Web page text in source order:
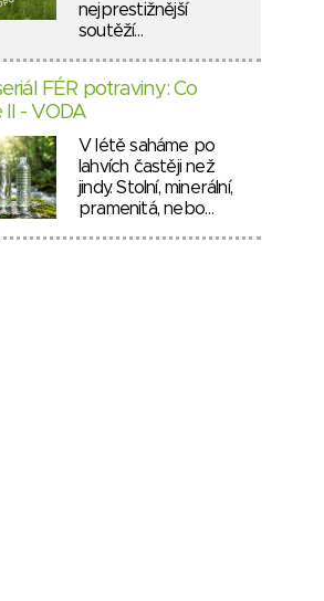
nejprestižnější
soutěží…
FÉR potraviny: Co
II - VODA
V létě saháme po
lahvích častěji než
jindy. Stolní, minerální,
pramenitá, nebo…